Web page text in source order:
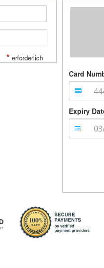
* erforderlich
Card
Expiry